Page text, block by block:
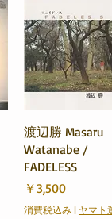
クイックビュ
渡辺勝 Masaru
Watanabe /
FADELESS
価格
￥3,500
消費税込み| ヤマト